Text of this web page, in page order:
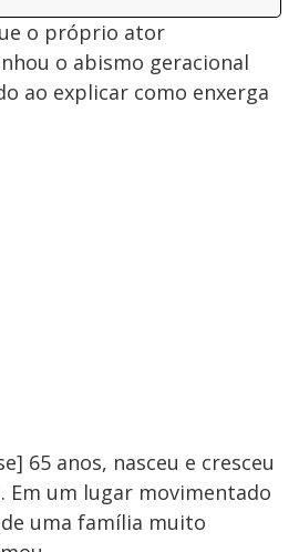
o próprio ator
o abismo geracional
ao explicar como enxerga
65 anos, nasceu e cresceu
Em um lugar movimentado
uma família muito